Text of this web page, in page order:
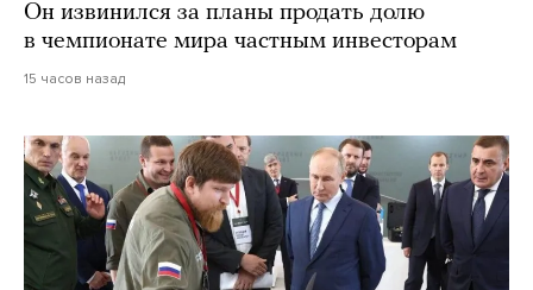
Он извинился за планы продать долю
в чемпионате мира частным инвесторам
15 часов назад